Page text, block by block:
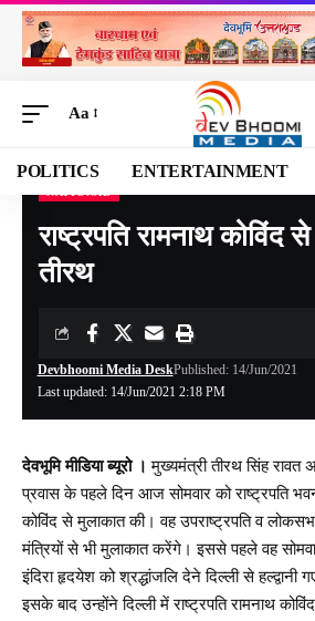
Aa
POLITICS ENTERTAINMENT
Devbhoomi Media >Blog>NATIONAL>राष्ट्रपति
राष्ट्रपति रामनाथ कोविंद
तीरथ
Last updated: 14/Jun/2021 2:18 PM
Devbhoomi Media DeskPublished: 14/Jun/2021
देवभूमि मीडिया ब्यूरो । मुख्यमंत्री तीरथ सिंह रावत
प्रवास के पहले दिन आज सोमवार को राष्‍ट्रपति
कोविंद से मुलाकात की। वह उपराष्ट्रपति व
मंत्रियों से भी मुलाकात करेंगे। इससे पहले वह
इंदिरा हृदयेश को श्रद्धांजलि देने दिल्ली से हल्द्वानी
इसके बाद उन्‍होंने दिल्ली में राष्ट्रपति रामनाथ